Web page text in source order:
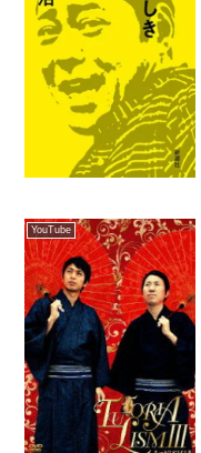
YouTube